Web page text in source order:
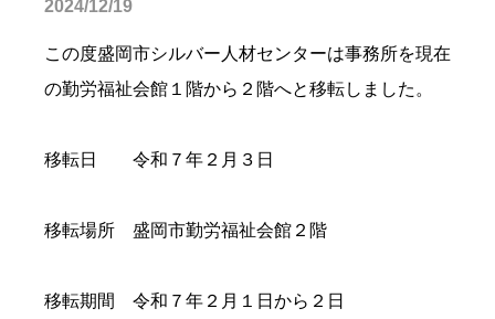
2024/12/19
この度盛岡市シルバー人材センターは事務所を現在
の勤労福祉会館１階から２階へと移転しました。
移転日 令和７年２月３日
移転場所 盛岡市勤労福祉会館２階
移転期間 令和７年２月１日から２日